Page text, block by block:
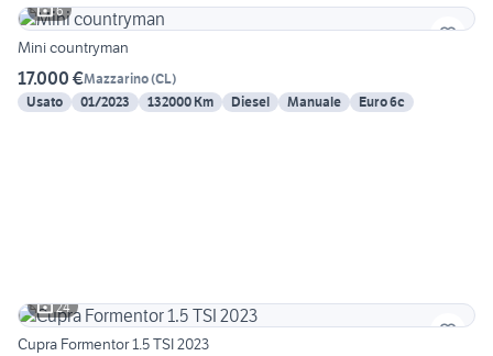
6
Mini countryman
17.000 €Mazzarino(CL)
Usato
01/2023 132000 Km Diesel Manuale Euro 6c
24
Cupra Formentor 1.5 TSI 2023